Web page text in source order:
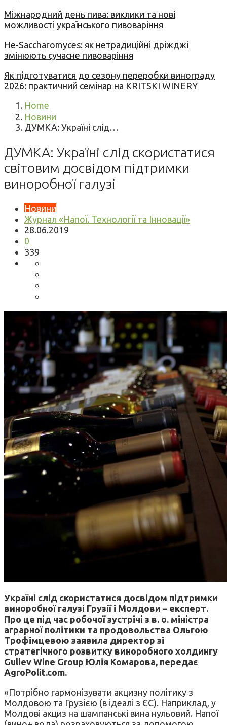
Міжнародний день пива: виклики та нові
можливості українського пивоваріння
Не-Saccharomyces: як нетрадиційні дріжджі
змінюють сучасне пивоваріння
Як підготуватися до сезону переробки винограду
2026: практичний семінар на KRITSKI WINERY
Home
Новини
ДУМКА: Україні слід…
ДУМКА: Україні слід скористатися
світовим досвідом підтримки
виноробної галузі
Новини
Журнал «Напої. Технології та Інновації»
28.06.2019
0
339
Україні слід скористатися досвідом підтримки
виноробної галузі Грузії і Молдови – експерт.
Про це під час робочої зустрічі з в. о. міністра
аграрної політики та продовольства Ольгою
Трофімцевою заявила директор зі
стратегічного розвитку виноробного холдингу
Guliev Wine Group Юлія Комарова, передає
АgroРolit.com.
«Потрібно гармонізувати акцизну політику з
Молдовою та Грузією (в ідеалі з ЄС). Наприклад, у
Молдові акциз на шампанські вина нульовий. Напої